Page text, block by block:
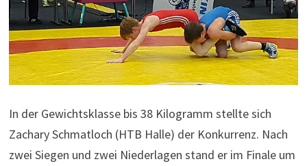
In der Gewichtsklasse bis 38 Kilogramm stellte sich
Zachary Schmatloch (HTB Halle) der Konkurrenz. Nach
zwei Siegen und zwei Niederlagen stand er im Finale um